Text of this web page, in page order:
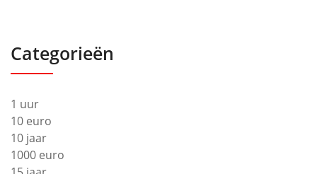
Categorieën
1 uur
10 euro
10 jaar
1000 euro